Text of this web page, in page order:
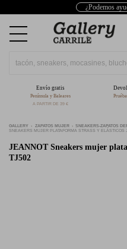
¿Podemos
Envío gratis
Península y Baleares
A PARTIR DE 39 €
GALLERY ZAPATOS MUJER
SNEAKERS-ZAPATOS
SNEAKERS MUJER PLATAFORMA STRASS Y ELÁSTICOS
JEANNOT Sneakers mujer
TJ502